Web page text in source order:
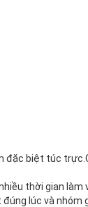
đặc biệt túc
thời gian
lúc và nhóm